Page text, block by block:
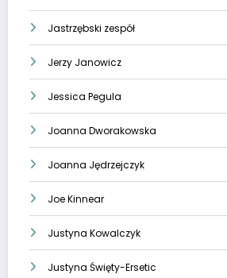
Jastrzębski zespół
Jerzy Janowicz
Jessica Pegula
Joanna Dworakowska
Joanna Jędrzejczyk
Joe Kinnear
Justyna Kowalczyk
Justyna Święty-Ersetic